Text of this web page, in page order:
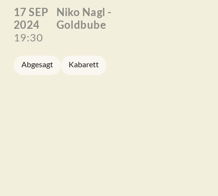
17 SEP
2024
19:30
Niko Nagl -
Goldbube
Abgesagt Kabarett